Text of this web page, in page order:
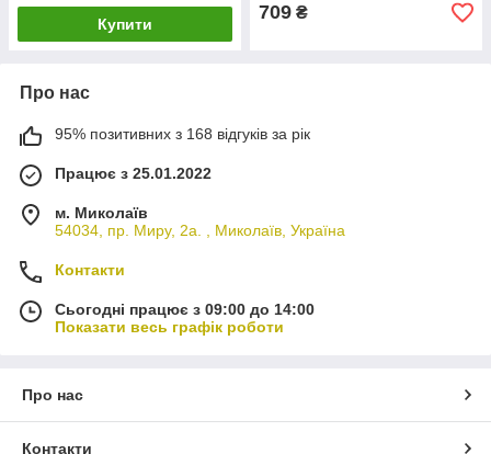
Купити
709 ₴
Про нас
95% позитивних з 168 відгуків за рік
Працює з 25.01.2022
м. Миколаїв
54034, пр. Миру, 2а. , Миколаїв, Україна
Контакти
Сьогодні працює з 09:00 до 14:00
Показати весь графік роботи
Про нас
Контакти